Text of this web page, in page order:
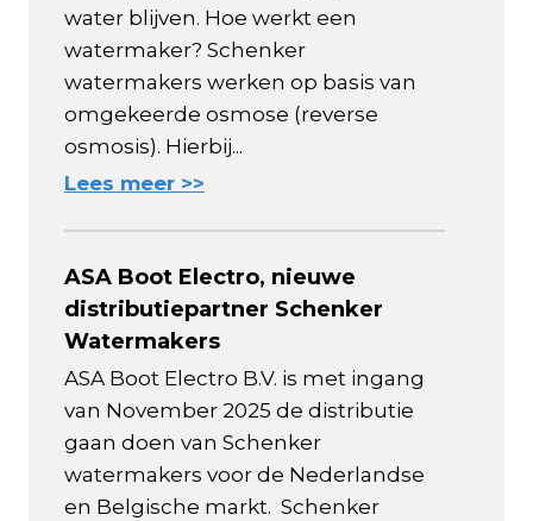
water blijven. Hoe werkt een
watermaker? Schenker
watermakers werken op basis van
omgekeerde osmose (reverse
osmosis). Hierbij...
Lees meer >>
ASA Boot Electro, nieuwe
distributiepartner Schenker
Watermakers
ASA Boot Electro B.V. is met ingang
van November 2025 de distributie
gaan doen van Schenker
watermakers voor de Nederlandse
en Belgische markt. Schenker